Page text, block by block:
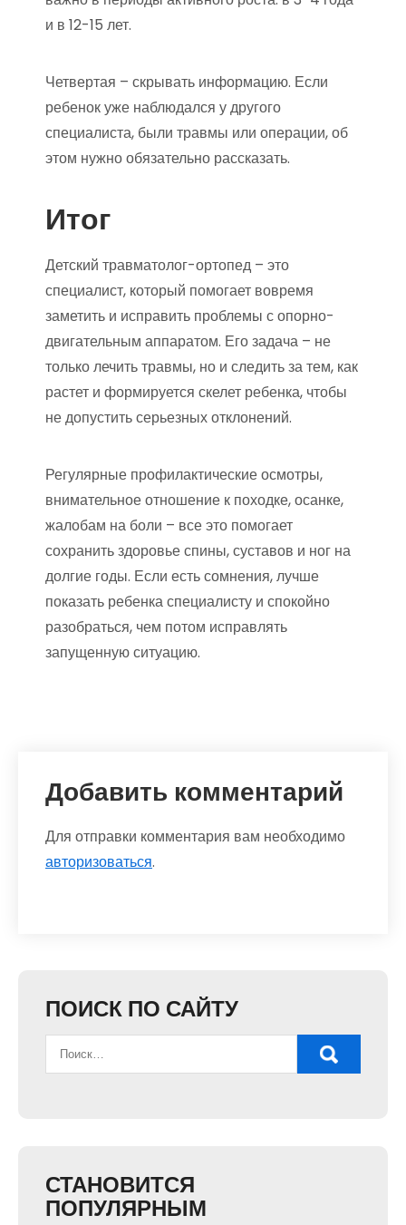
и в 12-15 лет.
Четвертая – скрывать информацию. Если
ребенок уже наблюдался у другого
специалиста, были травмы или операции, об
этом нужно обязательно рассказать.
Итог
Детский травматолог-ортопед – это
специалист, который помогает вовремя
заметить и исправить проблемы с опорно-
двигательным аппаратом. Его задача – не
только лечить травмы, но и следить за тем, как
растет и формируется скелет ребенка, чтобы
не допустить серьезных отклонений.
Регулярные профилактические осмотры,
внимательное отношение к походке, осанке,
жалобам на боли – все это помогает
сохранить здоровье спины, суставов и ног на
долгие годы. Если есть сомнения, лучше
показать ребенка специалисту и спокойно
разобраться, чем потом исправлять
запущенную ситуацию.
Добавить комментарий
Для отправки комментария вам необходимо
авторизоваться.
ПОИСК ПО САЙТУ
СТАНОВИТСЯ
ПОПУЛЯРНЫМ